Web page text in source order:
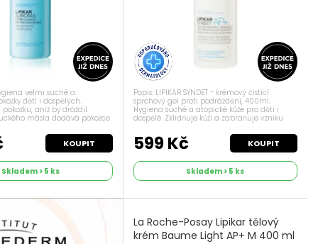
velmi suché a
dětí i dospělých.
aniž by dráždil.
másla dodává pokožce
EDTA, který
KOUPIT
Skladem > 5 ks
Popis: LIPIKAR SYNDET - krémový čistící
sprchový gel proti podráždění, 400ml.
Hygiena suché a atopické kůže pro děti i
dospělé. Zklidňuje kůži a zabraňuje vzniku
599 Kč KOUPIT
Skladem > 5 ks
La Roche-Posay Lipikar tělový
krém Baume Light AP+ M 400 ml